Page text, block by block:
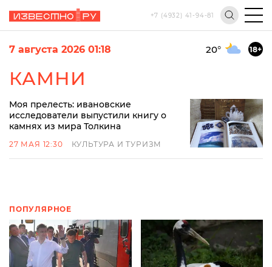
+7 (4932) 41-94-81
7 августа 2026 01:18 20° 18+
КАМНИ
Моя прелесть: ивановские
исследователи выпустили книгу о
камнях из мира Толкина
27 МАЯ 12:30 КУЛЬТУРА И ТУРИЗМ
ПОПУЛЯРНОЕ